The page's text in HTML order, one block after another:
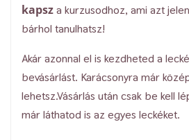
kapsza kurzusodhoz, ami azt
bárhol tanulhatsz!
Akár azonnal el is kezdheted a
bevásárlást. Karácsonyra már
lehetsz.Vásárlás után csak be kell
már láthatod is az egyes leckéket.